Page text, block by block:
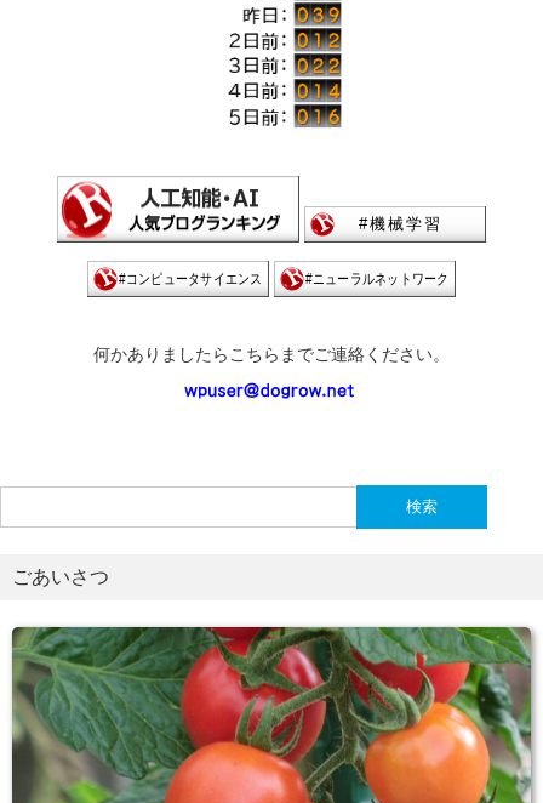
何かありましたらこちらまでご連絡ください。
索:
ごあいさつ